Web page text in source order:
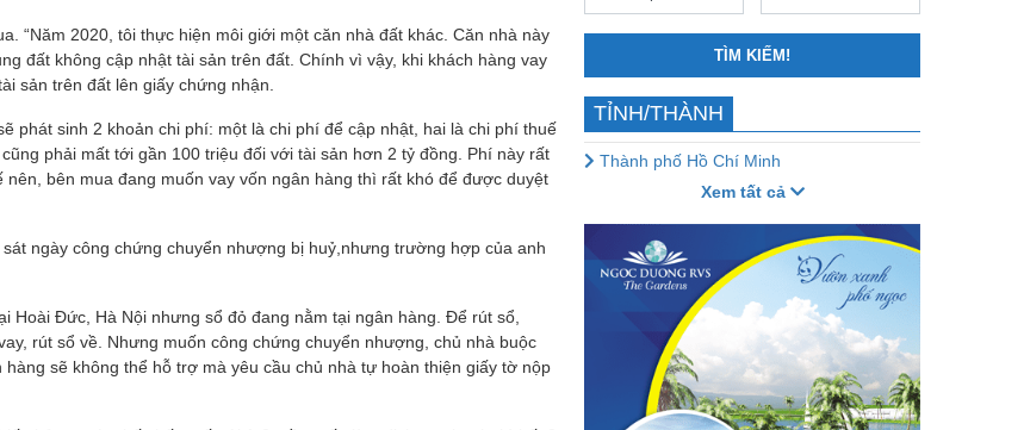
“Năm 2020, tôi thực hiện môi giới một căn nhà đất khác. Căn nhà này
đất không cập nhật tài sản trên đất. Chính vì vậy, khi khách hàng vay
sản trên đất lên giấy chứng nhận.
phát sinh 2 khoản chi phí: một là chi phí để cập nhật, hai là chi phí thuế
phải mất tới gần 100 triệu đối với tài sản hơn 2 tỷ đồng. Phí này rất
bên mua đang muốn vay vốn ngân hàng thì rất khó để được duyệt
ngày công chứng chuyển nhượng bị huỷ,nhưng trường hợp của anh
Hoài Đức, Hà Nội nhưng sổ đỏ đang nằm tại ngân hàng. Để rút sổ,
rút sổ về. Nhưng muốn công chứng chuyển nhượng, chủ nhà buộc
sẽ không thể hỗ trợ mà yêu cầu chủ nhà tự hoàn thiện giấy tờ nộp
TÌM KIẾM!
TỈNH/THÀNH
Thành phố Hồ Chí Minh
Xem tất cả